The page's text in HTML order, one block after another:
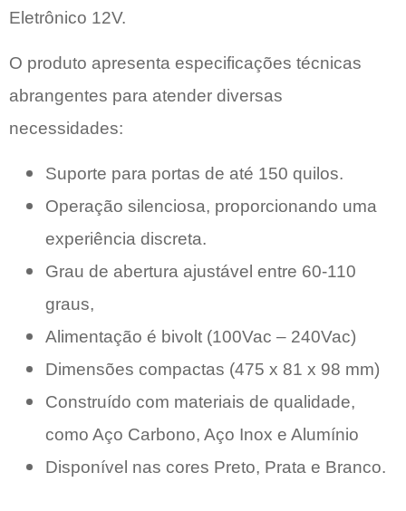
Eletrônico 12V.
O produto apresenta especificações técnicas
abrangentes para atender diversas
necessidades:
Suporte para portas de até 150 quilos.
Operação silenciosa, proporcionando uma
experiência discreta.
Grau de abertura ajustável entre 60-110
graus,
Alimentação é bivolt (100Vac – 240Vac)
Dimensões compactas (475 x 81 x 98 mm)
Construído com materiais de qualidade,
como Aço Carbono, Aço Inox e Alumínio
Disponível nas cores Preto, Prata e Branco.